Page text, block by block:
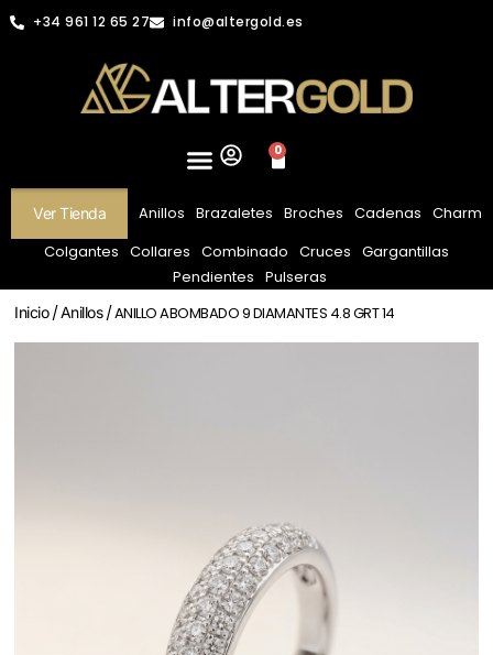
+34 961 12 65 27 info@altergold.es
0
Ver Tienda Anillos Brazaletes Broches Cadenas Charm
Colgantes Collares Combinado Cruces Gargantillas
Pendientes Pulseras
Inicio/Anillos/ ANILLO ABOMBADO 9 DIAMANTES 4.8 GRT 14